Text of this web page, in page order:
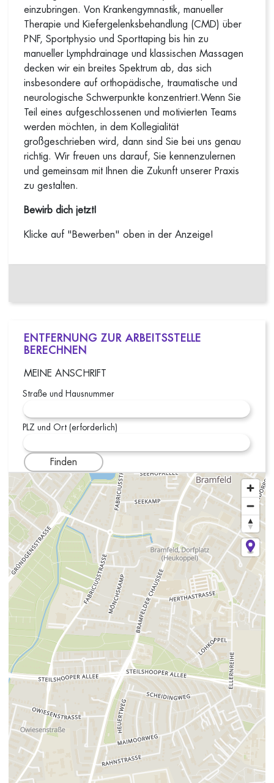
einzubringen. Von Krankengymnastik, manueller
Therapie und Kiefergelenksbehandlung (CMD) über
PNF, Sportphysio und Sporttaping bis hin zu
manueller Lymphdrainage und klassischen Massagen
decken wir ein breites Spektrum ab, das sich
insbesondere auf orthopädische, traumatische und
neurologische Schwerpunkte konzentriert.Wenn Sie
Teil eines aufgeschlossenen und motivierten Teams
werden möchten, in dem Kollegialität
großgeschrieben wird, dann sind Sie bei uns genau
richtig. Wir freuen uns darauf, Sie kennenzulernen
und gemeinsam mit Ihnen die Zukunft unserer Praxis
zu gestalten.
Bewirb dich jetzt!
Klicke auf "Bewerben" oben in der Anzeige!
ENTFERNUNG ZUR ARBEITSSTELLE
BERECHNEN
MEINE ANSCHRIFT
Straße und Hausnummer
PLZ und Ort (erforderlich)
Finden